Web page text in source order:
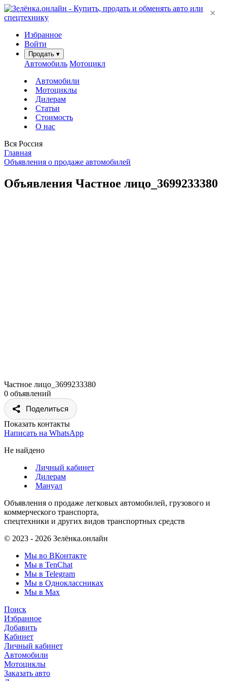
Избранное
Войти
Продать ▾
Автомобиль Мотоцикл
Автомобили
Мотоциклы
Дилерам
Статьи
Стоимость
О нас
Вся Россия
Главная
Объявления о продаже автомобилей
Объявления Частное лицо_3699233380
Частное лицо_3699233380
0 объявлений
Поделиться
Показать контакты
Написать на WhatsApp
Не найдено
Личный кабинет
Дилерам
Мануал
Объявления о продаже легковых автомобилей, грузового и
коммерческого транспорта,
спецтехники и других видов транспортных средств
© 2023 - 2026 Зелёнка.онлайн
Мы во ВКонтакте
Мы в TenChat
Мы в Telegram
Мы в Одноклассниках
Мы в Max
Поиск
Избранное
Добавить
Кабинет
Личный кабинет
Автомобили
Мотоциклы
Заказать авто
×